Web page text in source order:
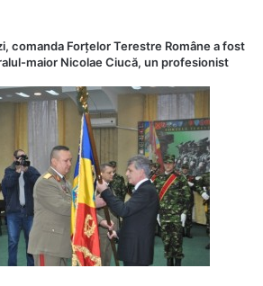
comanda Forţelor Terestre Române a fost
maior Nicolae Ciucă, un profesionist